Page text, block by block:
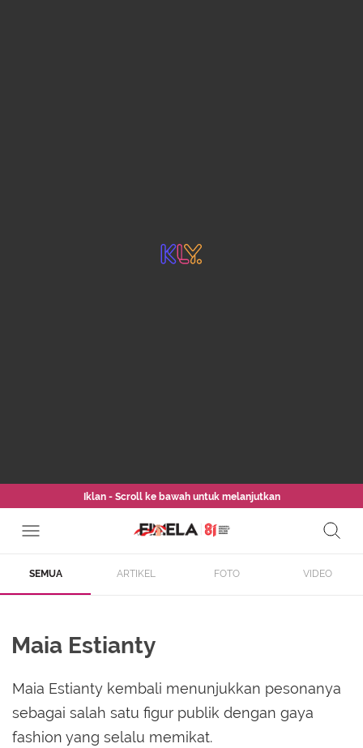
Iklan - Scroll ke bawah untuk melanjutkan
SEMUA ARTIKEL FOTO VIDEO
Maia Estianty
Maia Estianty kembali menunjukkan pesonanya
sebagai salah satu figur publik dengan gaya
fashion yang selalu memikat.